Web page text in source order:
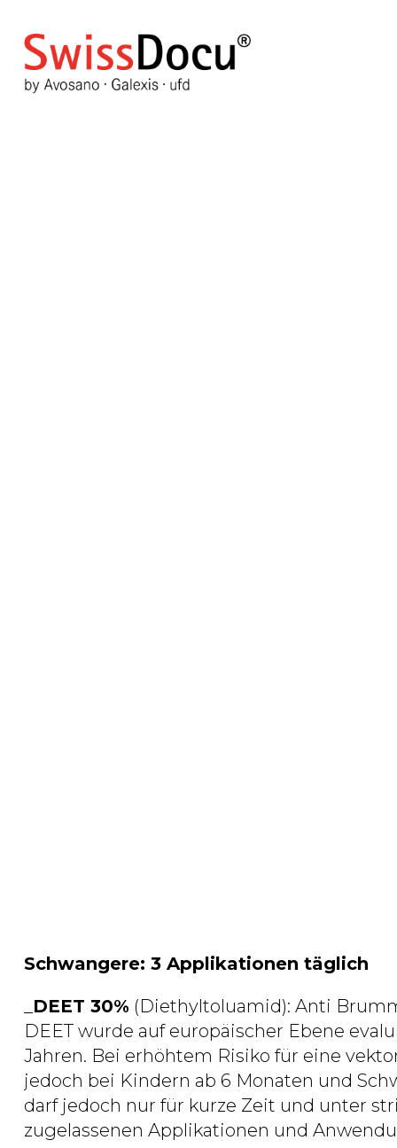
abzutöten. Von den europäischen
für Arboviren fern. Dazu gehören
Gemäss Empfehlungen der
(InVS)», sind erforderlich, um eine
Anophelesmücken zu erzielen: DEET
Bei Kindern <12 Jahren und
Schwangere: 3 Applikationen täglich
DEET 30% (Diethyltoluamid): Anti
DEET wurde auf europäischer Ebene
Jahren. Bei erhöhtem Risiko für eine
jedoch bei Kindern ab 6 Monaten und
darf jedoch nur für kurze Zeit und unter
zugelassenen Applikationen und